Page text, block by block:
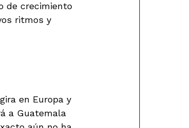
de crecimiento
ritmos y
en Europa y
a Guatemala